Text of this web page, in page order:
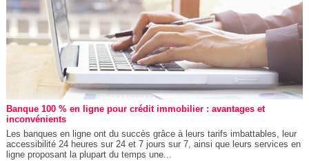
Banque 100 % en ligne pour crédit immobilier : avantages et
inconvénients
Les banques en ligne ont du succès grâce à leurs tarifs imbattables, leur
accessibilité 24 heures sur 24 et 7 jours sur 7, ainsi que leurs services en
ligne proposant la plupart du temps une...